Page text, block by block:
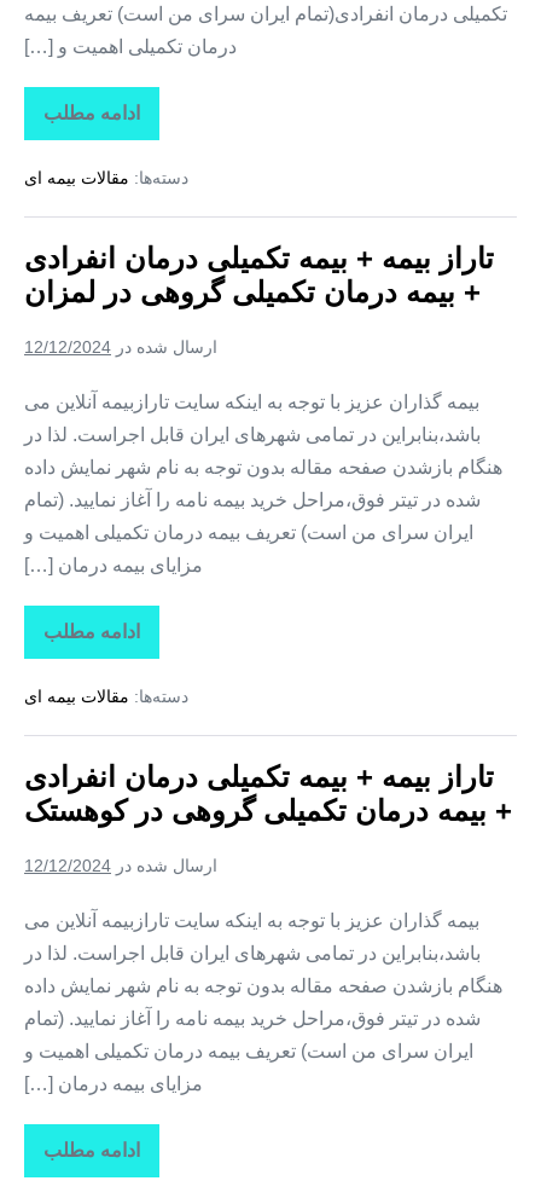
تکمیلی درمان انفرادی(تمام ایران سرای من است) تعریف بیمه
درمان تکمیلی اهمیت و […]
ادامه مطلب
تاراز
بیمه
بیمه
درمان
+
بیمه
درمان
تکمیلی
در
دسته‌ها: مقالات بیمه ای
تاراز بیمه + بیمه تکمیلی درمان انفرادی
+ بیمه درمان تکمیلی گروهی در لمزان
ارسال شده در 12/12/2024
بیمه گذاران عزیز با توجه به اینکه سایت تارازبیمه آنلاین می
باشد،بنابراین در تمامی شهرهای ایران قابل اجراست. لذا در
هنگام بازشدن صفحه مقاله بدون توجه به نام شهر نمایش داده
شده در تیتر فوق،مراحل خرید بیمه نامه را آغاز نمایید. (تمام
ایران سرای من است) تعریف بیمه درمان تکمیلی اهمیت و
مزایای بیمه درمان […]
ادامه مطلب
تاراز
بیمه
بیمه
درمان
+
بیمه
درمان
تکمیلی
در
دسته‌ها: مقالات بیمه ای
تاراز بیمه + بیمه تکمیلی درمان انفرادی
+ بیمه درمان تکمیلی گروهی در کوهستک
ارسال شده در 12/12/2024
بیمه گذاران عزیز با توجه به اینکه سایت تارازبیمه آنلاین می
باشد،بنابراین در تمامی شهرهای ایران قابل اجراست. لذا در
هنگام بازشدن صفحه مقاله بدون توجه به نام شهر نمایش داده
شده در تیتر فوق،مراحل خرید بیمه نامه را آغاز نمایید. (تمام
ایران سرای من است) تعریف بیمه درمان تکمیلی اهمیت و
مزایای بیمه درمان […]
ادامه مطلب
تاراز
بیمه